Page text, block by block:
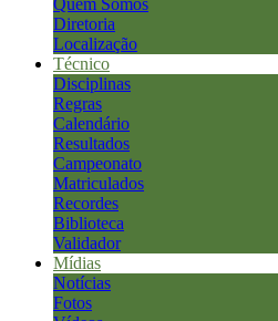
Quem Somos
Diretoria
Localização
Técnico
Disciplinas
Regras
Calendário
Resultados
Campeonato
Matriculados
Recordes
Biblioteca
Validador
Mídias
Notícias
Fotos